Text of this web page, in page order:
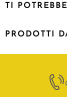
TI
PRODOTTI